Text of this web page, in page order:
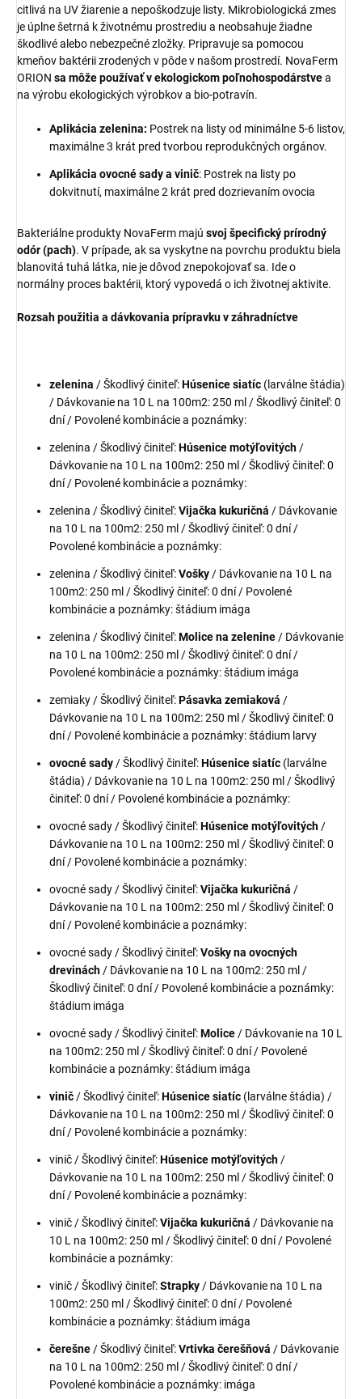
citlivá na UV žiarenie a nepoškodzuje listy. Mikrobiologická zmes
je úplne šetrná k životnému prostrediu a neobsahuje žiadne
škodlivé alebo nebezpečné zložky. Pripravuje sa pomocou
kmeňov baktérii zrodených v pôde v našom prostredí. NovaFerm
ORION sa môže používať v ekologickom poľnohospodárstvea
na výrobu ekologických výrobkov a bio-potravín.
Aplikácia zelenina: Postrek na listy od minimálne 5-6 listov,
maximálne 3 krát pred tvorbou reprodukčných orgánov.
Aplikácia ovocné sady a vinič: Postrek na listy po
dokvitnutí, maximálne 2 krát pred dozrievaním ovocia
Bakteriálne produkty NovaFerm majú svoj špecifický prírodný
odór (pach). V prípade, ak sa vyskytne na povrchu produktu biela
blanovitá tuhá látka, nie je dôvod znepokojovať sa. Ide o
normálny proces baktérii, ktorý vypovedá o ich životnej aktivite.
Rozsah použitia a dávkovania prípravku v záhradníctve
zelenina / Škodlivý činiteľ:Húsenice siatíc (larválne štádia)
/ Dávkovanie na 10 L na 100m2: 250 ml / Škodlivý činiteľ: 0
dní / Povolené kombinácie a poznámky:
zelenina / Škodlivý činiteľ:Húsenice motýľovitých/
Dávkovanie na 10 L na 100m2: 250 ml / Škodlivý činiteľ: 0
dní / Povolené kombinácie a poznámky:
zelenina / Škodlivý činiteľ:Vijačka kukuričná / Dávkovanie
na 10 L na 100m2: 250 ml / Škodlivý činiteľ: 0 dní /
Povolené kombinácie a poznámky:
zelenina / Škodlivý činiteľ:Vošky/ Dávkovanie na 10 L na
100m2: 250 ml / Škodlivý činiteľ: 0 dní / Povolené
kombinácie a poznámky: štádium imága
zelenina / Škodlivý činiteľ:Molice na zelenine/ Dávkovanie
na 10 L na 100m2: 250 ml / Škodlivý činiteľ: 0 dní /
Povolené kombinácie a poznámky: štádium imága
zemiaky / Škodlivý činiteľ:Pásavka zemiaková /
Dávkovanie na 10 L na 100m2: 250 ml / Škodlivý činiteľ: 0
dní / Povolené kombinácie a poznámky: štádium larvy
ovocné sady/ Škodlivý činiteľ:Húsenice siatíc (larválne
štádia) / Dávkovanie na 10 L na 100m2: 250 ml / Škodlivý
činiteľ: 0 dní / Povolené kombinácie a poznámky:
ovocné sady / Škodlivý činiteľ:Húsenice motýľovitých/
Dávkovanie na 10 L na 100m2: 250 ml / Škodlivý činiteľ: 0
dní / Povolené kombinácie a poznámky:
ovocné sady / Škodlivý činiteľ:Vijačka kukuričná /
Dávkovanie na 10 L na 100m2: 250 ml / Škodlivý činiteľ: 0
dní / Povolené kombinácie a poznámky:
ovocné sady / Škodlivý činiteľ:Vošky na ovocných
drevinách/ Dávkovanie na 10 L na 100m2: 250 ml /
Škodlivý činiteľ: 0 dní / Povolené kombinácie a poznámky:
štádium imága
ovocné sady / Škodlivý činiteľ:Molice/ Dávkovanie na 10 L
na 100m2: 250 ml / Škodlivý činiteľ: 0 dní / Povolené
kombinácie a poznámky: štádium imága
vinič/ Škodlivý činiteľ:Húsenice siatíc (larválne štádia) /
Dávkovanie na 10 L na 100m2: 250 ml / Škodlivý činiteľ: 0
dní / Povolené kombinácie a poznámky:
vinič / Škodlivý činiteľ:Húsenice motýľovitých/
Dávkovanie na 10 L na 100m2: 250 ml / Škodlivý činiteľ: 0
dní / Povolené kombinácie a poznámky:
vinič / Škodlivý činiteľ:Vijačka kukuričná / Dávkovanie na
10 L na 100m2: 250 ml / Škodlivý činiteľ: 0 dní / Povolené
kombinácie a poznámky:
vinič / Škodlivý činiteľ:Strapky/ Dávkovanie na 10 L na
100m2: 250 ml / Škodlivý činiteľ: 0 dní / Povolené
kombinácie a poznámky: štádium imága
čerešne/ Škodlivý činiteľ:Vrtivka čerešňová / Dávkovanie
na 10 L na 100m2: 250 ml / Škodlivý činiteľ: 0 dní /
Povolené kombinácie a poznámky: imága